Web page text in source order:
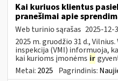
Kai kuriuos klientus
pranešimai apie
Web turinio sąrašas 2025-12-
2025 m. gruodžio 31 d.,
inspekcija (VMI) informuoja,
kai kurioms įmonėms ir
Metai: 2025 Pagrindinis: